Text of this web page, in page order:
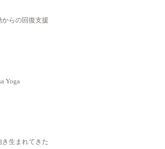
からの回復支援
Yoga
き生まれてきた